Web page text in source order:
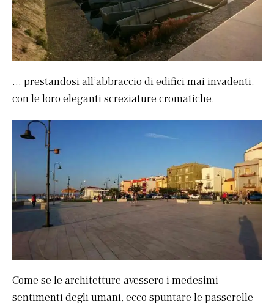
… prestandosi all’abbraccio di edifici mai invadenti,
con le loro eleganti screziature cromatiche.
Come se le architetture avessero i medesimi
sentimenti degli umani, ecco spuntare le passerelle